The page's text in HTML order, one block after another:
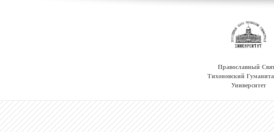
Православный
Тихоновский
Университет